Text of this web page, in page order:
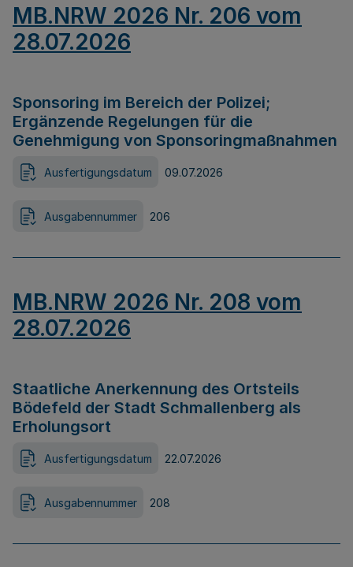
MB.NRW 2026 Nr. 206 vom
28.07.2026
Sponsoring im Bereich der Polizei;
Ergänzende Regelungen für die
Genehmigung von Sponsoringmaßnahmen
Ausfertigungsdatum 09.07.2026
Ausgabennummer 206
MB.NRW 2026 Nr. 208 vom
28.07.2026
Staatliche Anerkennung des Ortsteils
Bödefeld der Stadt Schmallenberg als
Erholungsort
Ausfertigungsdatum 22.07.2026
Ausgabennummer 208